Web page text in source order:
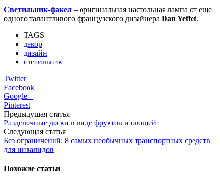
Светильник-факел – оригинальная настольная лампа от еще
одного талантливого французского дизайнера Dan Yeffet.
TAGS
декор
дизайн
светильник
Twitter
Facebook
Google +
Pinterest
Предыдущая статья
Разделочные доски в виде фруктов и овощей
Следующая статья
Без ограничений: 8 самых необычных транспортных средств
для инвалидов
Похожие статьи